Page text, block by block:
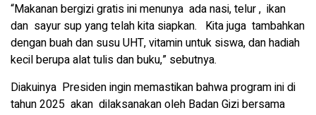
“Makanan bergizi gratis ini menunya ada nasi, telur , ikan
dan sayur sup yang telah kita siapkan. Kita juga tambahkan
dengan buah dan susu UHT, vitamin untuk siswa, dan hadiah
kecil berupa alat tulis dan buku,” sebutnya.
Diakuinya Presiden ingin memastikan bahwa program ini di
tahun 2025 akan dilaksanakan oleh Badan Gizi bersama